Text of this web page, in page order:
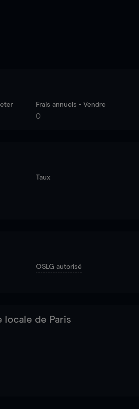
Frais annuels - Vendre
0
Taux
OSLG autorisé
locale de Paris